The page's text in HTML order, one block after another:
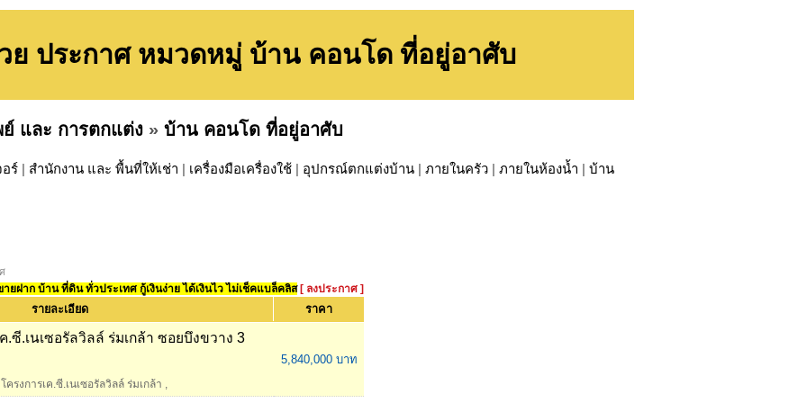
ย ประกาศ หมวดหมู่ บ้าน คอนโด ที่อยู่อาศับ
และ การตกแต่ง » บ้าน คอนโด ที่อยู่อาศับ
อร์ | สำนักงาน และ พื้นที่ให้เช่า | เครื่องมือเครื่องใช้ | อุปกรณ์ตกแต่งบ้าน | ภายในครัว | ภายในห้องน้ำ | บ้าน
ยฝาก บ้าน ที่ดิน ทั่วประเทศ กู้เงินง่าย ได้เงินไว ไม่เช็คแบล็คลิส [ ลงประกาศ ]
รายละเอียด ราคา
.ซี.เนเซอรัลวิลล์ ร่มเกล้า ซอยบึงขวาง 3
โครงการเค.ซี.เนเซอรัลวิลล์ ร่มเกล้า ,
5,840,000 บาท